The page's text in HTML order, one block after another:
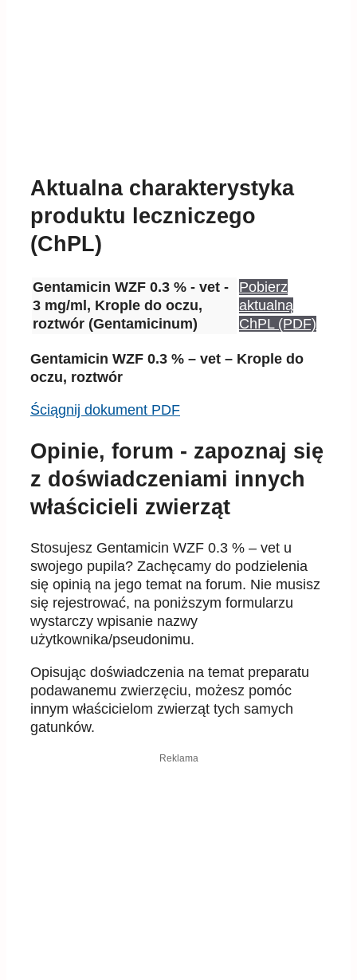
Aktualna charakterystyka
produktu leczniczego
(ChPL)
Gentamicin WZF 0.3 % - vet -
3 mg/ml, Krople do oczu,
roztwór (Gentamicinum)
Pobierz
aktualną
ChPL (PDF)
Gentamicin WZF 0.3 % – vet – Krople do
oczu, roztwór
Ściągnij dokument PDF
Opinie, forum - zapoznaj się
z doświadczeniami innych
właścicieli zwierząt
Stosujesz Gentamicin WZF 0.3 % – vet u
swojego pupila? Zachęcamy do podzielenia
się opinią na jego temat na forum. Nie musisz
się rejestrować, na poniższym formularzu
wystarczy wpisanie nazwy
użytkownika/pseudonimu.
Opisując doświadczenia na temat preparatu
podawanemu zwierzęciu, możesz pomóc
innym właścicielom zwierząt tych samych
gatunków.
Reklama